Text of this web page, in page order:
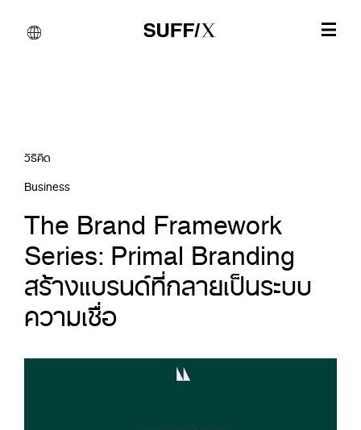
วิธีคิด
Business
The Brand Framework
Series: Primal Branding
สร้างแบรนด์ที่กลายเป็นระบบ
ความเชื่อ